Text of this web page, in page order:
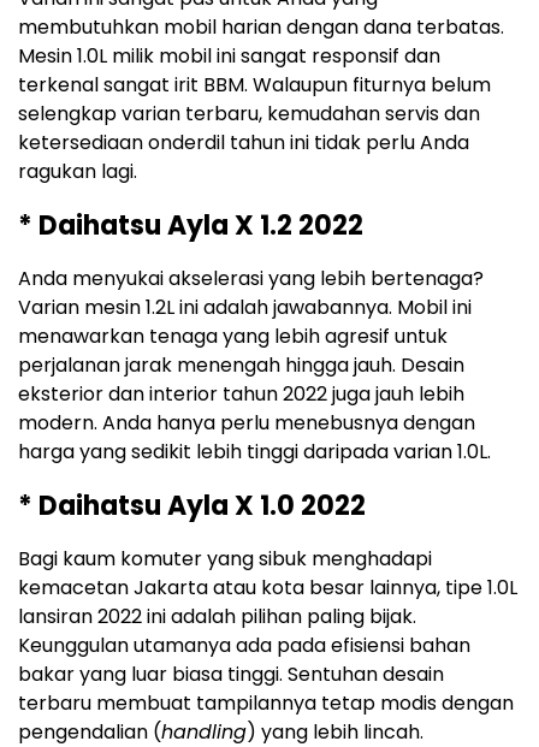
membutuhkan mobil harian dengan dana terbatas.
Mesin 1.0L milik mobil ini sangat responsif dan
terkenal sangat irit BBM. Walaupun fiturnya belum
selengkap varian terbaru, kemudahan servis dan
ketersediaan onderdil tahun ini tidak perlu Anda
ragukan lagi.
* Daihatsu Ayla X 1.2 2022
Anda menyukai akselerasi yang lebih bertenaga?
Varian mesin 1.2L ini adalah jawabannya. Mobil ini
menawarkan tenaga yang lebih agresif untuk
perjalanan jarak menengah hingga jauh. Desain
eksterior dan interior tahun 2022 juga jauh lebih
modern. Anda hanya perlu menebusnya dengan
harga yang sedikit lebih tinggi daripada varian 1.0L.
* Daihatsu Ayla X 1.0 2022
Bagi kaum komuter yang sibuk menghadapi
kemacetan Jakarta atau kota besar lainnya, tipe 1.0L
lansiran 2022 ini adalah pilihan paling bijak.
Keunggulan utamanya ada pada efisiensi bahan
bakar yang luar biasa tinggi. Sentuhan desain
terbaru membuat tampilannya tetap modis dengan
pengendalian (handling) yang lebih lincah.